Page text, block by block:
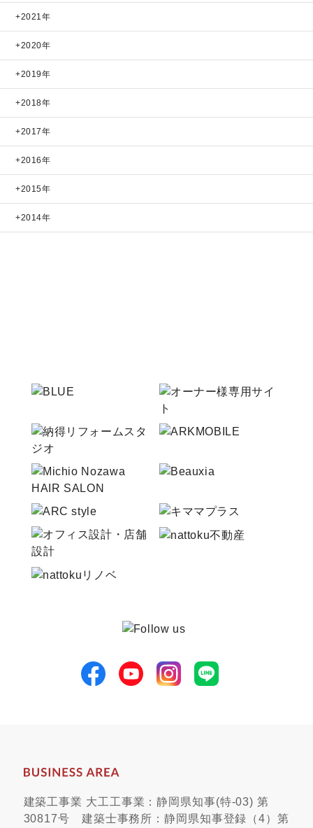
2021年
2020年
2019年
2018年
2017年
2016年
2015年
2014年
建築工事業 大工工事業：静岡県知事(特-03) 第
30817号 建築士事務所：静岡県知事登録（4）第